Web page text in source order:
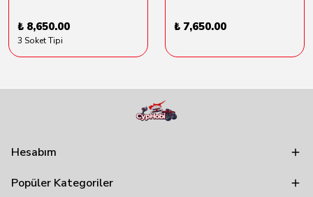
₺ 8,650.00
3 Soket Tipi
₺ 7,650.00
Hesabım
Popüler Kategoriler